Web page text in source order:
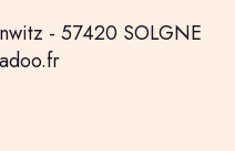
- 57420 SOLGNE